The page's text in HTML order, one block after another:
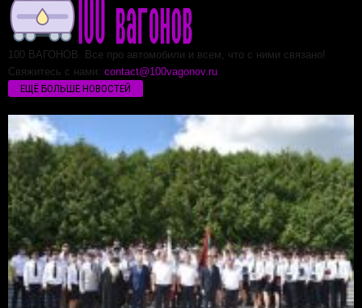
100 ВАГОНОВ. Все про автомобили и всем, что с ними связано!
Свяжитесь с нами: contact@100vagonov.ru
ЕЩЁ БОЛЬШЕ НОВОСТЕЙ